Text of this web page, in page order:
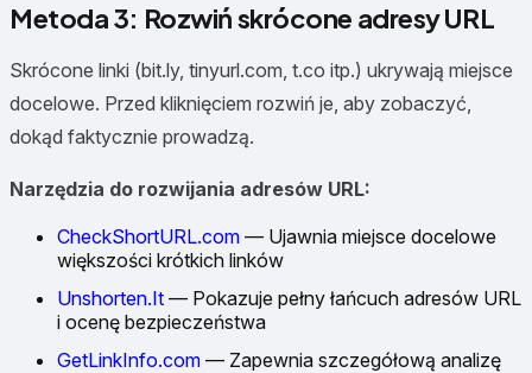
Metoda 3: Rozwiń skrócone adresy URL
Skrócone linki (bit.ly, tinyurl.com, t.co itp.) ukrywają miejsce
docelowe. Przed kliknięciem rozwiń je, aby zobaczyć,
dokąd faktycznie prowadzą.
Narzędzia do rozwijania adresów URL:
CheckShortURL.com — Ujawnia miejsce docelowe
większości krótkich linków
Unshorten.It — Pokazuje pełny łańcuch adresów URL
i ocenę bezpieczeństwa
GetLinkInfo.com — Zapewnia szczegółową analizę